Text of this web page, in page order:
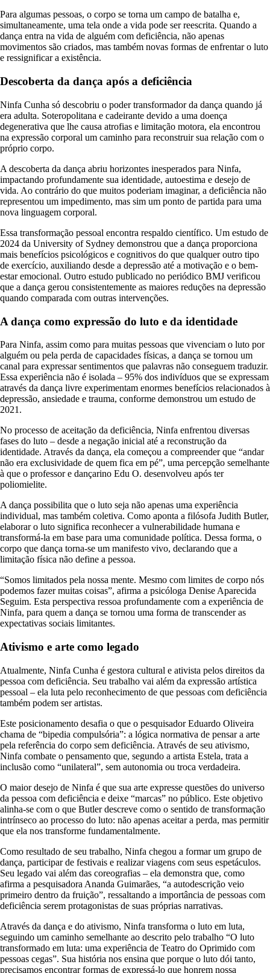
Para algumas pessoas, o corpo se torna um campo de batalha e,
simultaneamente, uma tela onde a vida pode ser reescrita. Quando a
dança entra na vida de alguém com deficiência, não apenas
movimentos são criados, mas também novas formas de enfrentar o luto
e ressignificar a existência.
Descoberta da dança após a deficiência
Ninfa Cunha só descobriu o poder transformador da dança quando já
era adulta. Soteropolitana e cadeirante devido a uma doença
degenerativa que lhe causa atrofias e limitação motora, ela encontrou
na expressão corporal um caminho para reconstruir sua relação com o
próprio corpo.
A descoberta da dança abriu horizontes inesperados para Ninfa,
impactando profundamente sua identidade, autoestima e desejo de
vida. Ao contrário do que muitos poderiam imaginar, a deficiência não
representou um impedimento, mas sim um ponto de partida para uma
nova linguagem corporal.
Essa transformação pessoal encontra respaldo científico. Um estudo de
2024 da University of Sydney demonstrou que a dança proporciona
mais benefícios psicológicos e cognitivos do que qualquer outro tipo
de exercício, auxiliando desde a depressão até a motivação e o bem-
estar emocional. Outro estudo publicado no periódico BMJ verificou
que a dança gerou consistentemente as maiores reduções na depressão
quando comparada com outras intervenções.
A dança como expressão do luto e da identidade
Para Ninfa, assim como para muitas pessoas que vivenciam o luto por
alguém ou pela perda de capacidades físicas, a dança se tornou um
canal para expressar sentimentos que palavras não conseguem traduzir.
Essa experiência não é isolada – 95% dos indivíduos que se expressam
através da dança livre experimentam enormes benefícios relacionados à
depressão, ansiedade e trauma, conforme demonstrou um estudo de
2021.
No processo de aceitação da deficiência, Ninfa enfrentou diversas
fases do luto – desde a negação inicial até a reconstrução da
identidade. Através da dança, ela começou a compreender que “andar
não era exclusividade de quem fica em pé”, uma percepção semelhante
à que o professor e dançarino Edu O. desenvolveu após ter
poliomielite.
A dança possibilita que o luto seja não apenas uma experiência
individual, mas também coletiva. Como aponta a filósofa Judith Butler,
elaborar o luto significa reconhecer a vulnerabilidade humana e
transformá-la em base para uma comunidade política. Dessa forma, o
corpo que dança torna-se um manifesto vivo, declarando que a
limitação física não define a pessoa.
“Somos limitados pela nossa mente. Mesmo com limites de corpo nós
podemos fazer muitas coisas”, afirma a psicóloga Denise Aparecida
Seguim. Esta perspectiva ressoa profundamente com a experiência de
Ninfa, para quem a dança se tornou uma forma de transcender as
expectativas sociais limitantes.
Ativismo e arte como legado
Atualmente, Ninfa Cunha é gestora cultural e ativista pelos direitos da
pessoa com deficiência. Seu trabalho vai além da expressão artística
pessoal – ela luta pelo reconhecimento de que pessoas com deficiência
também podem ser artistas.
Este posicionamento desafia o que o pesquisador Eduardo Oliveira
chama de “bipedia compulsória”: a lógica normativa de pensar a arte
pela referência do corpo sem deficiência. Através de seu ativismo,
Ninfa combate o pensamento que, segundo a artista Estela, trata a
inclusão como “unilateral”, sem autonomia ou troca verdadeira.
O maior desejo de Ninfa é que sua arte expresse questões do universo
da pessoa com deficiência e deixe “marcas” no público. Este objetivo
alinha-se com o que Butler descreve como o sentido de transformação
intrínseco ao processo do luto: não apenas aceitar a perda, mas permitir
que ela nos transforme fundamentalmente.
Como resultado de seu trabalho, Ninfa chegou a formar um grupo de
dança, participar de festivais e realizar viagens com seus espetáculos.
Seu legado vai além das coreografias – ela demonstra que, como
afirma a pesquisadora Ananda Guimarães, “a autodescrição veio
primeiro dentro da fruição”, ressaltando a importância de pessoas com
deficiência serem protagonistas de suas próprias narrativas.
Através da dança e do ativismo, Ninfa transforma o luto em luta,
seguindo um caminho semelhante ao descrito pelo trabalho “O luto
transformado em luta: uma experiência de Teatro do Oprimido com
pessoas cegas”. Sua história nos ensina que porque o luto dói tanto,
precisamos encontrar formas de expressá-lo que honrem nossa